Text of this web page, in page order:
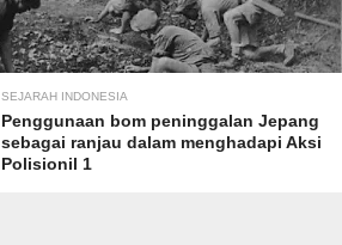
SEJARAH INDONESIA
Penggunaan bom peninggalan Jepang
sebagai ranjau dalam menghadapi Aksi
Polisionil 1